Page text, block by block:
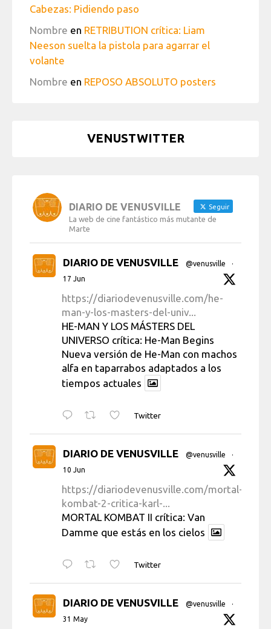
Cabezas: Pidiendo paso
Nombre en RETRIBUTION crítica: Liam
Neeson suelta la pistola para agarrar el
volante
Nombre en REPOSO ABSOLUTO posters
VENUSTWITTER
DIARIO DE VENUSVILLE Seguir
La web de cine fantástico más mutante de
Marte
DIARIO DE VENUSVILLE @venusville
·
17 Jun
https://diariodevenusville.com/he-
man-y-los-masters-del-univ...
HE-MAN Y LOS MÁSTERS DEL
UNIVERSO crítica: He-Man Begins
Nueva versión de He-Man con machos
alfa en taparrabos adaptados a los
tiempos actuales
Twitter
DIARIO DE VENUSVILLE @venusville
·
10 Jun
https://diariodevenusville.com/mortal-
kombat-2-critica-karl-...
MORTAL KOMBAT II crítica: Van
Damme que estás en los cielos
Twitter
DIARIO DE VENUSVILLE @venusville
·
31 May